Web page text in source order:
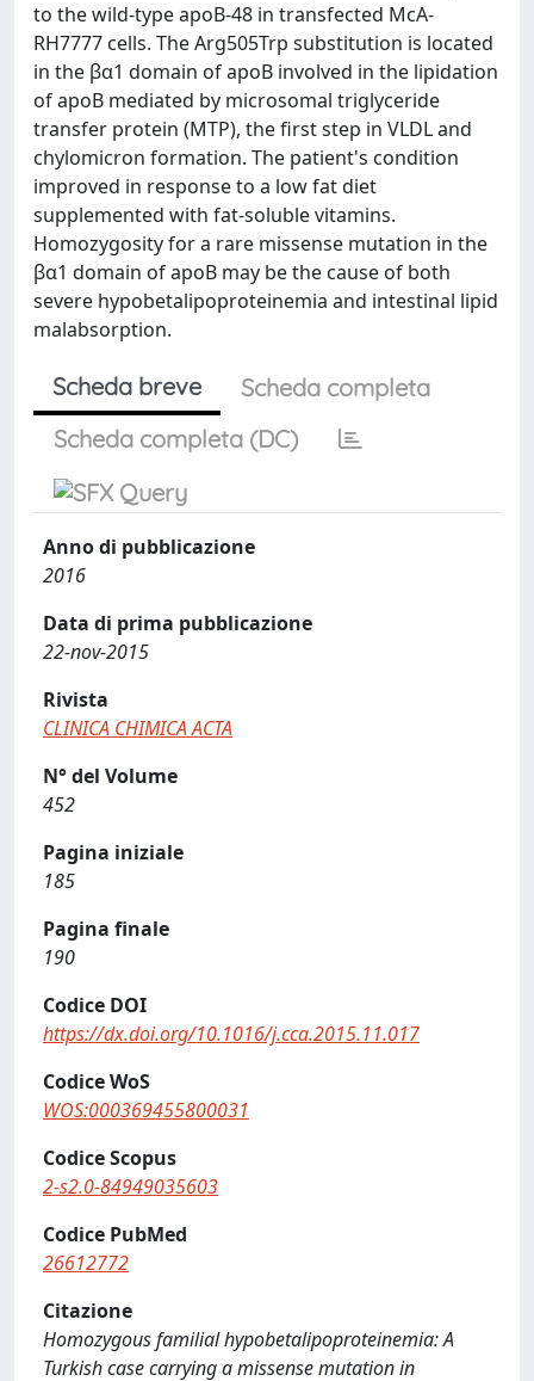
to the wild-type apoB-48 in transfected McA-
RH7777 cells. The Arg505Trp substitution is located
in the βα1 domain of apoB involved in the lipidation
of apoB mediated by microsomal triglyceride
transfer protein (MTP), the first step in VLDL and
chylomicron formation. The patient's condition
improved in response to a low fat diet
supplemented with fat-soluble vitamins.
Homozygosity for a rare missense mutation in the
βα1 domain of apoB may be the cause of both
severe hypobetalipoproteinemia and intestinal lipid
malabsorption.
Scheda breve
Scheda completa
Scheda completa (DC)
Anno di pubblicazione
2016
Data di prima pubblicazione
22-nov-2015
Rivista
CLINICA CHIMICA ACTA
N° del Volume
452
Pagina iniziale
185
Pagina finale
190
Codice DOI
https://dx.doi.org/10.1016/j.cca.2015.11.017
Codice WoS
WOS:000369455800031
Codice Scopus
2-s2.0-84949035603
Codice PubMed
26612772
Citazione
Homozygous familial hypobetalipoproteinemia: A
Turkish case carrying a missense mutation in